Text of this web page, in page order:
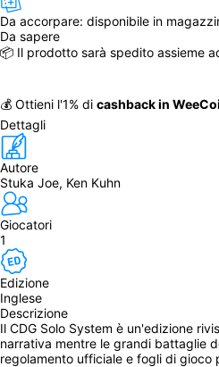
Da accorpare: disponibile in
Da sapere
📦 Il prodotto sarà spedito assieme
💰 Ottieni l'1% di cashback in
Dettagli
Autore
Stuka Joe, Ken Kuhn
Giocatori
1
Edizione
Inglese
Descrizione
Il CDG Solo System è un'edizione
narrativa mentre le grandi battaglie
regolamento ufficiale e fogli di gioco